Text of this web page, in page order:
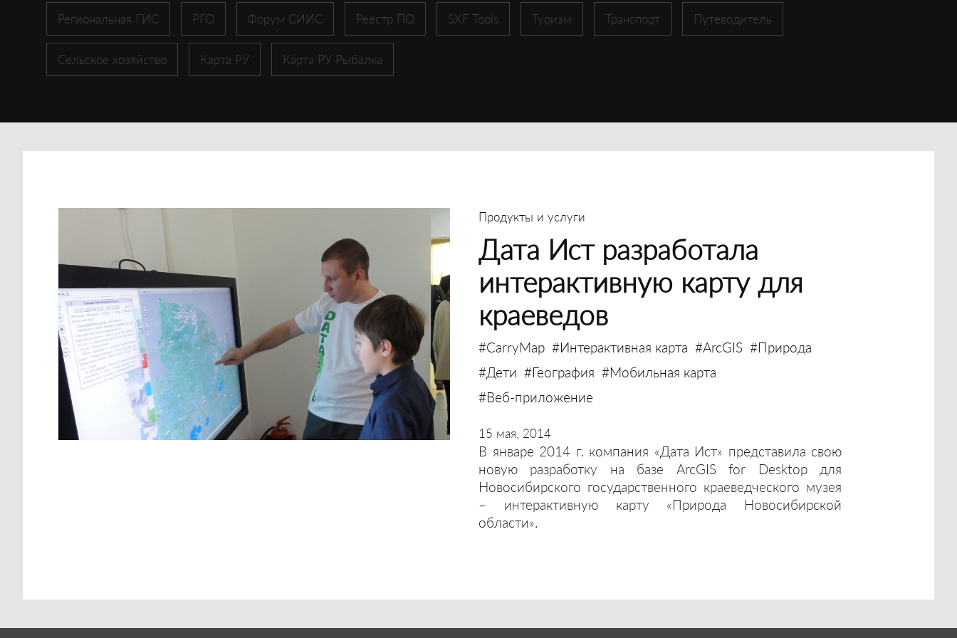
Региональная ГИС РГО Форум СИИС Реестр ПО SXF Tools Туризм Транспорт Путеводитель
Сельское хозяйство Карта РУ Карта РУ Рыбалка
Продукты и услуги
Дата Ист разработала
интерактивную карту для
краеведов
#CarryMap #Интерактивная карта #ArcGIS #Природа
#Дети #География #Мобильная карта
#Веб-приложение
15 мая, 2014
В январе 2014 г. компания «Дата Ист» представила свою
новую разработку на базе ArcGIS for Desktop для
Новосибирского государственного краеведческого музея
– интерактивную карту «Природа Новосибирской
области».